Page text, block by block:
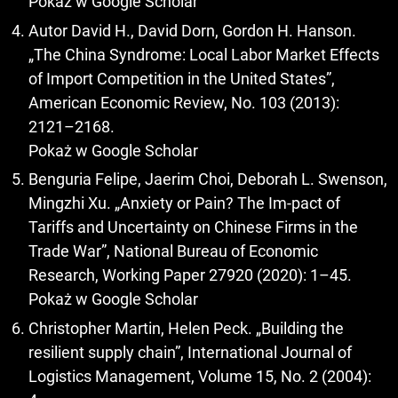
Autor David H., David Dorn, Gordon H. Hanson.
„The China Syndrome: Local Labor Market Effects
of Import Competition in the United States”,
American Economic Review, No. 103 (2013):
2121–2168.
Pokaż w Google Scholar
Benguria Felipe, Jaerim Choi, Deborah L. Swenson,
Mingzhi Xu. „Anxiety or Pain? The Im-pact of
Tariffs and Uncertainty on Chinese Firms in the
Trade War”, National Bureau of Economic
Research, Working Paper 27920 (2020): 1–45.
Pokaż w Google Scholar
Christopher Martin, Helen Peck. „Building the
resilient supply chain”, International Journal of
Logistics Management, Volume 15, No. 2 (2004):